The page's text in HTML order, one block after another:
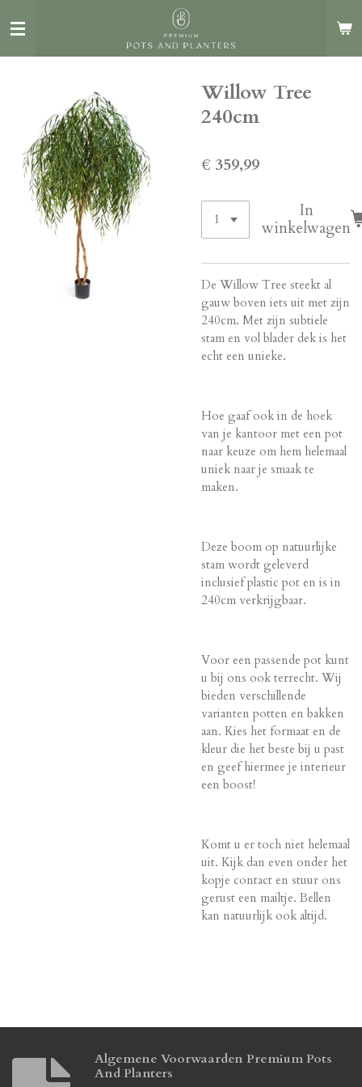
direct
Willow Tree
240cm
€ 359,99
In
winkelwagen
De Willow Tree steekt al
gauw boven iets uit met zijn
240cm. Met zijn subtiele
stam en vol blader dek is het
echt een unieke.
Hoe gaaf ook in de hoek
van je kantoor met een pot
naar keuze om hem helemaal
uniek naar je smaak te
maken.
Deze boom op natuurlijke
stam wordt geleverd
inclusief plastic pot en is in
240cm verkrijgbaar.
Voor een passende pot kunt
u bij ons ook terrecht. Wij
bieden verschillende
varianten potten en bakken
aan. Kies het formaat en de
kleur die het beste bij u past
en geef hiermee je interieur
een boost!
Komt u er toch niet helemaal
uit. Kijk dan even onder het
kopje contact en stuur ons
gerust een mailtje. Bellen
kan natuurlijk ook altijd.
Algemene Voorwaarden Premium Pots
And Planters